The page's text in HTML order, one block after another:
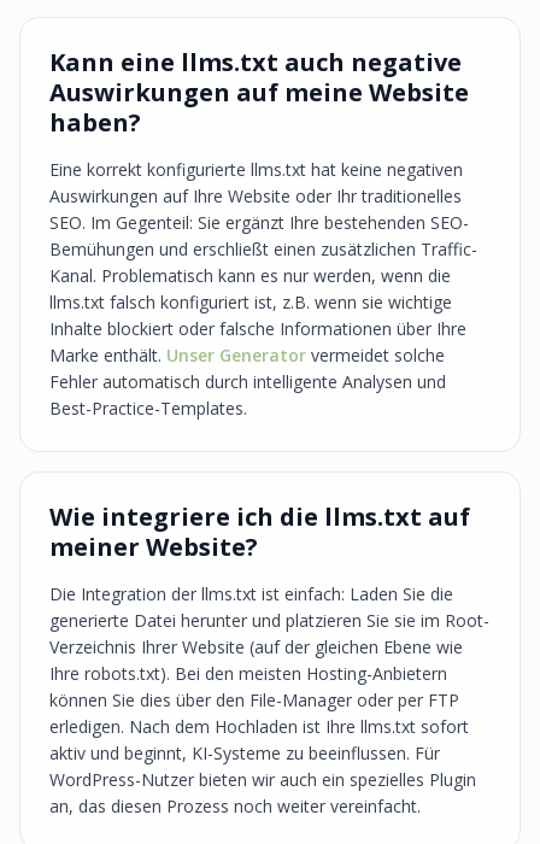
Kann eine llms.txt auch negative
Auswirkungen auf meine Website
haben?
Eine korrekt konfigurierte llms.txt hat keine negativen
Auswirkungen auf Ihre Website oder Ihr traditionelles
SEO. Im Gegenteil: Sie ergänzt Ihre bestehenden SEO-
Bemühungen und erschließt einen zusätzlichen Traffic-
Kanal. Problematisch kann es nur werden, wenn die
llms.txt falsch konfiguriert ist, z.B. wenn sie wichtige
Inhalte blockiert oder falsche Informationen über Ihre
Marke enthält. Unser Generator vermeidet solche
Fehler automatisch durch intelligente Analysen und
Best-Practice-Templates.
Wie integriere ich die llms.txt auf
meiner Website?
Die Integration der llms.txt ist einfach: Laden Sie die
generierte Datei herunter und platzieren Sie sie im Root-
Verzeichnis Ihrer Website (auf der gleichen Ebene wie
Ihre robots.txt). Bei den meisten Hosting-Anbietern
können Sie dies über den File-Manager oder per FTP
erledigen. Nach dem Hochladen ist Ihre llms.txt sofort
aktiv und beginnt, KI-Systeme zu beeinflussen. Für
WordPress-Nutzer bieten wir auch ein spezielles Plugin
an, das diesen Prozess noch weiter vereinfacht.